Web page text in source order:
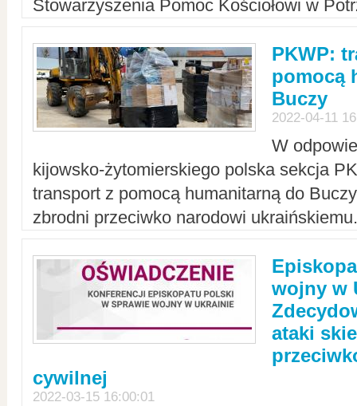
Stowarzyszenia Pomoc Kościołowi w
PKWP:
pomocą
Buczy
2022-04-11
W
kijowsko-żytomierskiego polska sekcja
transport z pomocą humanitarną do
zbrodni przeciwko narodowi
wojny w
ataki
cywilnej
2022-03-15 16:00:01